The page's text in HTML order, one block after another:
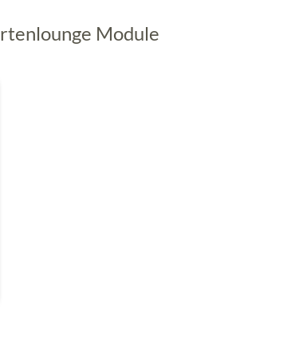
Module